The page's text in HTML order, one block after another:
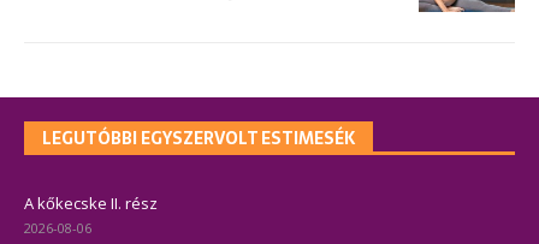
LEGUTÓBBI EGYSZERVOLT ESTIMESÉK
A kőkecske II. rész
2026-08-06